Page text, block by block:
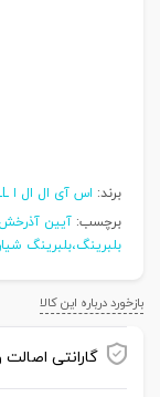
برند: اس آی ال ال ا SILL
برچسب: آیین
بلبرینگ،بلبرینگ
بازخورد درباره این کالا
گارانتی